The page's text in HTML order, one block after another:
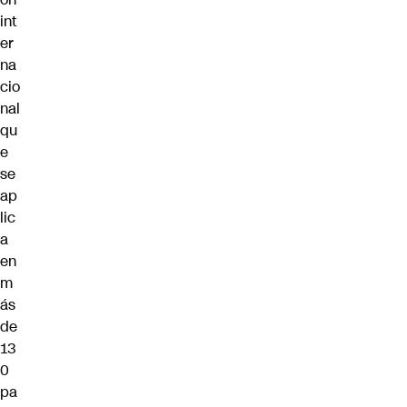
int
er
na
cio
nal
qu
e
se
ap
lic
a
en
m
ás
de
13
0
pa